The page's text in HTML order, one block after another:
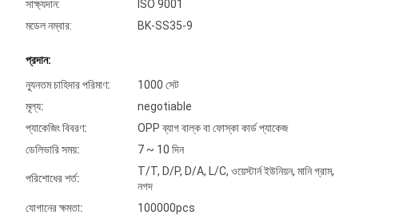
সাক্ষ্যদান:
ISO 9001
মডেল নম্বার:
BK-SS35-9
প্রদান:
ন্যূনতম চাহিদার পরিমাণ:
1000 সেট
মূল্য:
negotiable
প্যাকেজিং বিবরণ:
OPP ব্যাগ বাল্ক বা ফোস্কা কার্ড প্যাকেজ
ডেলিভারি সময়:
7 ~ 10 দিন
পরিশোধের শর্ত:
T/T, D/P, D/A, L/C, ওয়েস্টার্ন ইউনিয়ন, মানি গ্রাম,
নগদ
যোগানের ক্ষমতা:
100000pcs